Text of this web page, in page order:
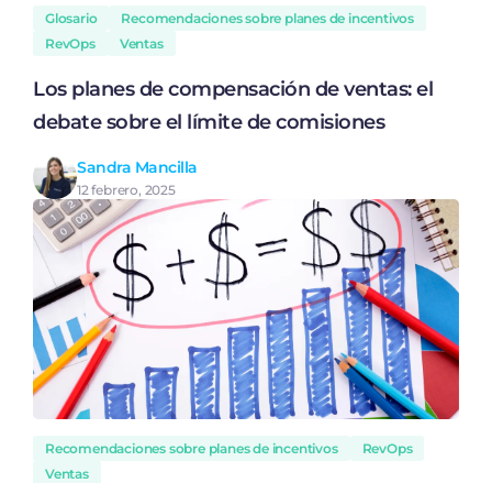
Glosario
Recomendaciones sobre planes de incentivos
RevOps
Ventas
Los planes de compensación de ventas: el
debate sobre el límite de comisiones
Sandra Mancilla
12 febrero, 2025
Recomendaciones sobre planes de incentivos
RevOps
Ventas